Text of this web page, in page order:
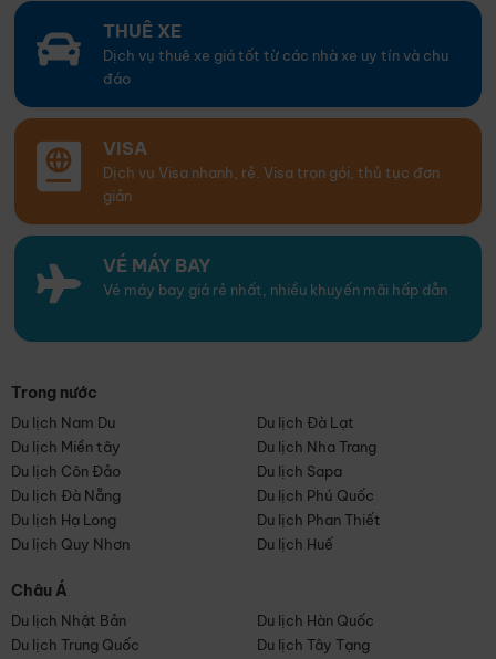
THUÊ XE
Dịch vụ thuê xe giá tốt từ các nhà xe uy tín và chu
đáo
VISA
Dịch vụ Visa nhanh, rẻ. Visa trọn gói, thủ tục đơn
giản
VÉ MÁY BAY
Vé máy bay giá rẻ nhất, nhiều khuyến mãi hấp dẫn
Trong nước
Du lịch Nam Du
Du lịch Đà Lạt
Du lịch Miền tây
Du lịch Nha Trang
Du lịch Côn Đảo
Du lịch Sapa
Du lịch Đà Nẵng
Du lịch Phú Quốc
Du lịch Hạ Long
Du lịch Phan Thiết
Du lịch Quy Nhơn
Du lịch Huế
Châu Á
Du lịch Nhật Bản
Du lịch Hàn Quốc
Du lịch Trung Quốc
Du lịch Tây Tạng